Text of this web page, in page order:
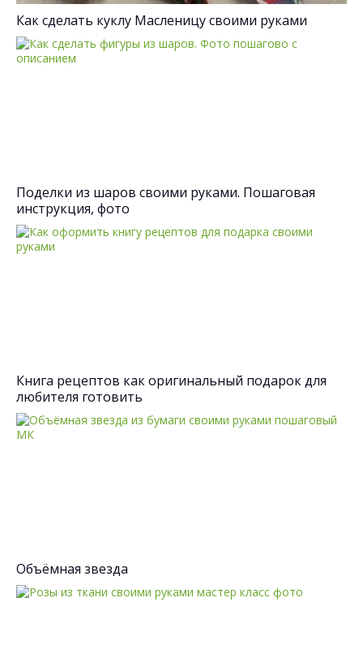
Как сделать куклу Масленицу своими руками
Поделки из шаров своими руками. Пошаговая
инструкция, фото
Книга рецептов как оригинальный подарок для
любителя готовить
Объёмная звезда